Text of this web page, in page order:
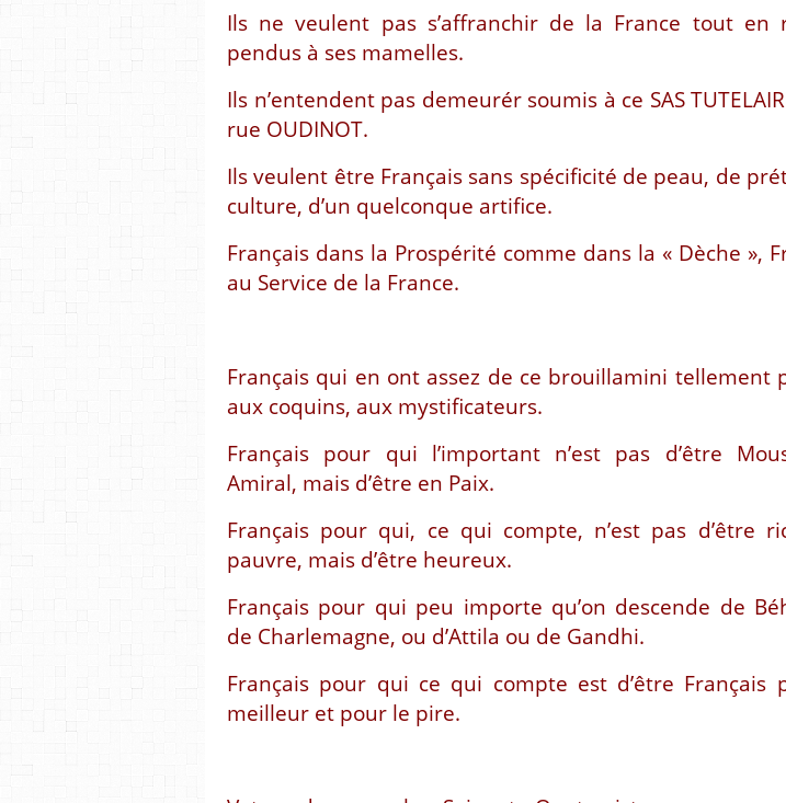
Ils ne veulent pas s’affranchir de la France tout en
pendus à ses mamelles.
Ils n’entendent pas demeurér soumis à ce SAS
rue OUDINOT.
Ils veulent être Français sans spécificité de peau, de
culture, d’un quelconque artifice.
Français dans la Prospérité comme dans la « Dèche »,
au Service de la France.
Français qui en ont assez de ce brouillamini tellement
aux coquins, aux mystificateurs.
Français pour qui l’important n’est pas d’être
Amiral, mais d’être en Paix.
Français pour qui, ce qui compte, n’est pas d’être
pauvre, mais d’être heureux.
Français pour qui peu importe qu’on descende de
de Charlemagne, ou d’Attila ou de Gandhi.
Français pour qui ce qui compte est d’être Français
meilleur et pour le pire.